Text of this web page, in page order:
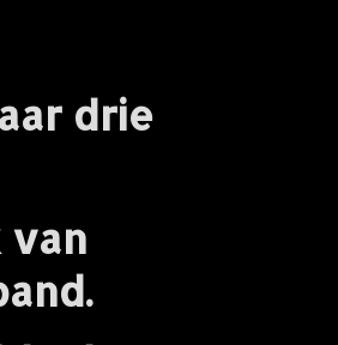
drie
van